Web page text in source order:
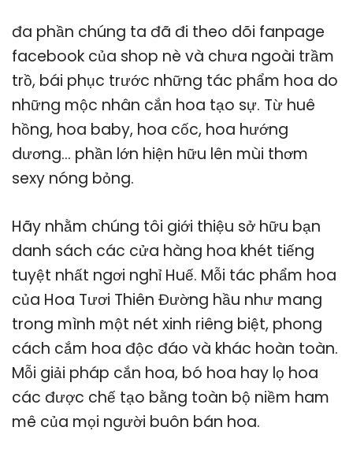
đa phần chúng ta đã đi theo dõi fanpage
facebook của shop nè và chưa ngoài trầm
trồ, bái phục trước những tác phẩm hoa do
những mộc nhân cắn hoa tạo sự. Từ huê
hồng, hoa baby, hoa cốc, hoa hướng
dương… phần lớn hiện hữu lên mùi thơm
sexy nóng bỏng.
Hãy nhằm chúng tôi giới thiệu sở hữu bạn
danh sách các cửa hàng hoa khét tiếng
tuyệt nhất ngơi nghỉ Huế. Mỗi tác phẩm hoa
của Hoa Tươi Thiên Đường hầu như mang
trong mình một nét xinh riêng biệt, phong
cách cắm hoa độc đáo và khác hoàn toàn.
Mỗi giải pháp cắn hoa, bó hoa hay lọ hoa
các được chế tạo bằng toàn bộ niềm ham
mê của mọi người buôn bán hoa.